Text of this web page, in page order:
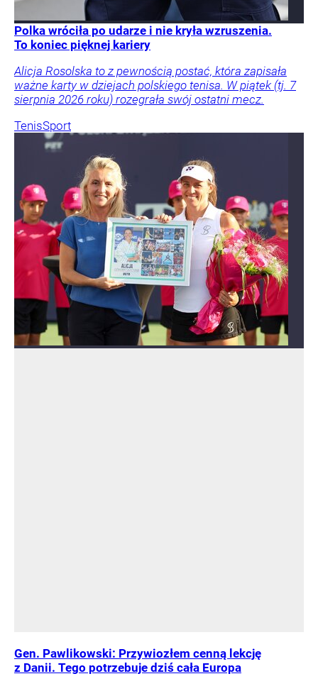
Polka wróciła po udarze i nie kryła wzruszenia.
To koniec pięknej kariery
Alicja Rosolska to z pewnością postać, która zapisała
ważne karty w dziejach polskiego tenisa. W piątek (tj. 7
sierpnia 2026 roku) rozegrała swój ostatni mecz.
TenisSport
Gen. Pawlikowski: Przywiozłem cenną lekcję
z Danii. Tego potrzebuje dziś cała Europa